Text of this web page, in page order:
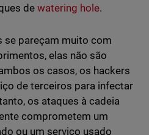
de watering hole.
se pareçam muito com
elas não são
os casos, os hackers
de terceiros para infectar
os ataques à cadeia
comprometem um
ou um serviço usado